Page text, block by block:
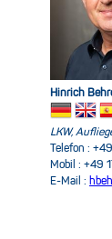
Hinrich
LKW,
Telefon :
Mobil : +49
E-Mail :